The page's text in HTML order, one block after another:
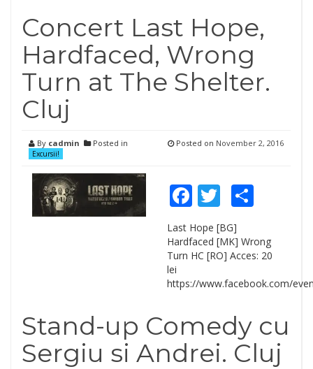
Concert Last Hope,
Hardfaced, Wrong
Turn at The Shelter.
Cluj
By cadmin Posted in
Excursii!
Posted on November 2, 2016
Facebook
TwitterShare
Last Hope [BG]
Hardfaced [MK] Wrong
Turn HC [RO] Acces: 20
lei
https://www.facebook.com/
Stand-up Comedy cu
Sergiu si Andrei. Cluj